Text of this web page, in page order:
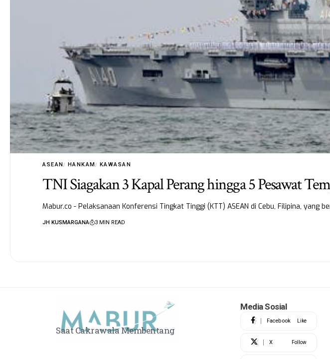
ASEAN HANKAM KAWASAN
TNI Siagakan 3 Kapal Perang hingga 5 Pesawat
Mabur.co - Pelaksanaan Konferensi Tingkat Tinggi (KTT) ASEAN di Cebu, Filipina, yang
JH KUSMARGANA 3 MIN READ
Saat Cakrawala Membentang
Media Sosial
Facebook Like
X Follow